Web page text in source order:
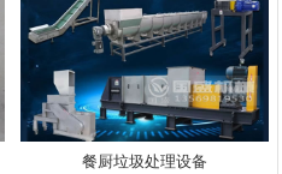
餐厨垃圾处理设备